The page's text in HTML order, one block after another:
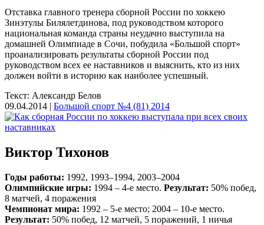
Отставка главного тренера сборной России по хоккею
Зинэтулы Билялетдинова, под руководством которого
национальная команда страны неудачно выступила на
домашней Олимпиаде в Сочи, побудила «Большой спорт»
проанализировать результаты сборной России под
руководством всех ее наставников и выяснить, кто из них
должен войти в историю как наиболее успешный.
Текст: Александр Белов
09.04.2014 | Большой спорт №4 (81) 2014
Виктор Тихонов
Годы работы: 1992, 1993–1994, 2003–2004
Олимпийские игры: 1994 – 4-е место. Результат: 50% побед,
8 матчей, 4 поражения
Чемпионат мира: 1992 – 5-е место; 2004 – 10-е место.
Результат: 50% побед, 12 матчей, 5 поражений, 1 ничья